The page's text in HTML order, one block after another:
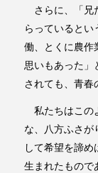
さらに、「兄
らっているとい
働、とくに農作
思いもあった」
されても、青春
私たちはこの
な、八方ふさが
して希望を諦
生まれたもので